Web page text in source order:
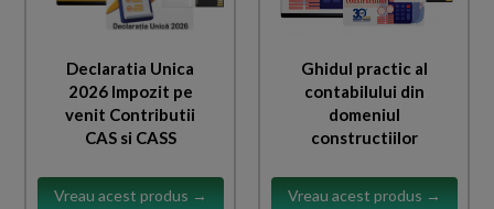
Declaratia Unica
2026 Impozit pe
venit Contributii
CAS si CASS
Vreau acest produs →
Ghidul practic al
contabilului din
domeniul
constructiilor
Vreau acest produs →